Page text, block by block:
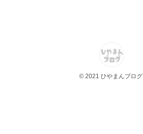
© 2021 ひやまんブログ.